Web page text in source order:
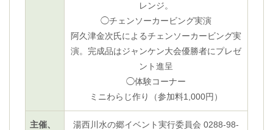
レンジ。
◯チェンソーカービング実演
阿久津金次氏によるチェンソーカービング実
演。完成品はジャンケン大会優勝者にプレゼ
ント進呈
◯体験コーナー
ミニわらじ作り（参加料1,000円）
主催、
湯西川水の郷イベント実行委員会 0288-98-